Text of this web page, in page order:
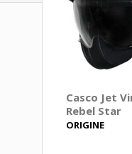
Casco Jet
Rebel Star
ORIGINE